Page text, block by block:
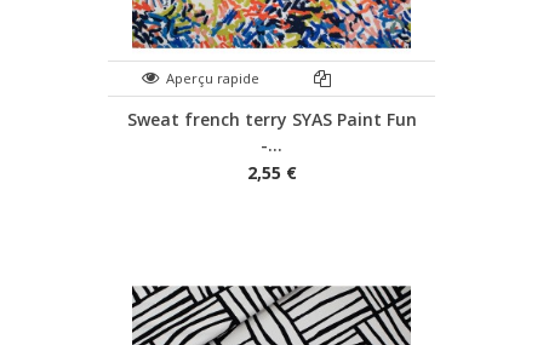
Aperçu rapide
Sweat french terry SYAS Paint Fun
-...
2,55 €